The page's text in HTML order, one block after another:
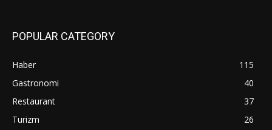
POPULAR CATEGORY
Haber
115
Gastronomi
40
Restaurant
37
Turizm
26